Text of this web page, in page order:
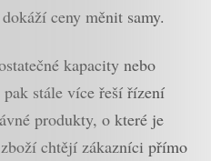
ceny měnit samy.
kapacity nebo
stále více řeší řízení
produkty, o které je
chtějí zákazníci přímo